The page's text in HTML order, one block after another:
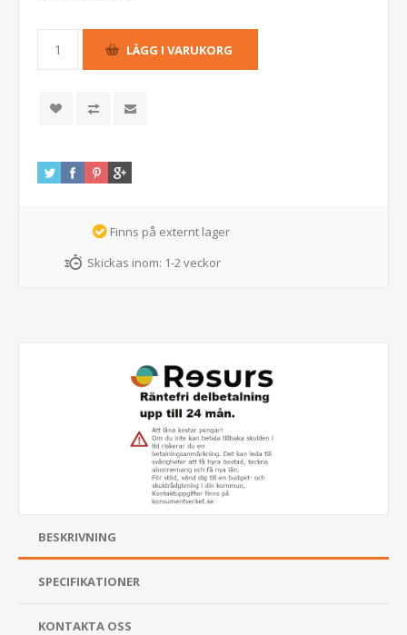
Finns på externt lager
Skickas inom: 1-2 veckor
BESKRIVNING
SPECIFIKATIONER
KONTAKTA OSS